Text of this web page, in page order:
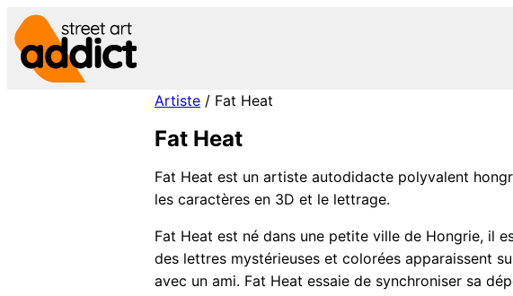
Aller
au
contenu
Artiste / Fat Heat
Fat Heat
Fat Heat est un artiste autodidacte polyvalent
les caractères en 3D et le lettrage.
Fat Heat est né dans une petite ville de Hongrie, il
des lettres mystérieuses et colorées apparaissent
avec un ami. Fat Heat essaie de synchroniser sa